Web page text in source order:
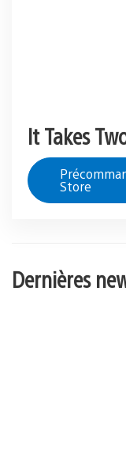
It Takes
Store
Dernières